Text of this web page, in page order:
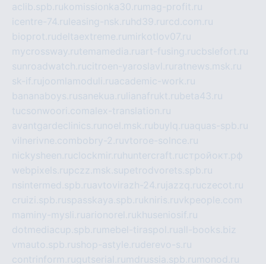
aclib.spb.rukomissionka30.ru mag-profit.ru
icentre-74.ru leasing-nsk.ru hd39.ru rcd.com.ru
bioprot.rudeltaextreme.ru mirkotlov07.ru
mycrossway.rutemamedia.ruart-fusing.rucbslefort.ru
sunroadwatch.rucitroen-yaroslavl.ru ratnews.msk.ru
sk-if.ru joomlamoduli.ruacademic-work.ru
bananaboys.rusanekua.ru lianafrukt.rubeta43.ru
tucsonwoori.comalex-translation.ru
avantgardeclinics.ru noel.msk.rubuylq.ruaquas-spb.ru
vilnerivne.com bobry-2.ruvtoroe-solnce.ru
nickysheen.ruclockmir.ru huntercraft.ruстройокт.рф
webpixels.rupczz.msk.supetrodvorets.spb.ru
nsintermed.spb.ruavtovirazh-24.ru jazzq.ruczecot.ru
cruizi.spb.ruspasskaya.spb.rukniris.ruvkpeople.com
maminy-mysli.ruarionorel.rukhuseniosif.ru
dotmediacup.spb.ru mebel-tiraspol.ruall-books.biz
vmauto.spb.rushop-astyle.ruderevo-s.ru
contrinform.rugutserial.ru mdrussia.spb.ru monod.ru